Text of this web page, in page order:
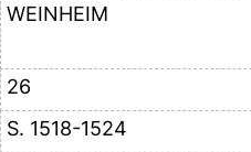
WEINHEIM
26
S. 1518-1524